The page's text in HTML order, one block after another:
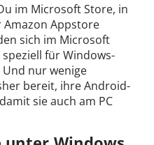
im Microsoft Store, in
Appstore
sich im Microsoft
für Windows-
nur wenige
bereit, ihre Android-
sie auch am PC